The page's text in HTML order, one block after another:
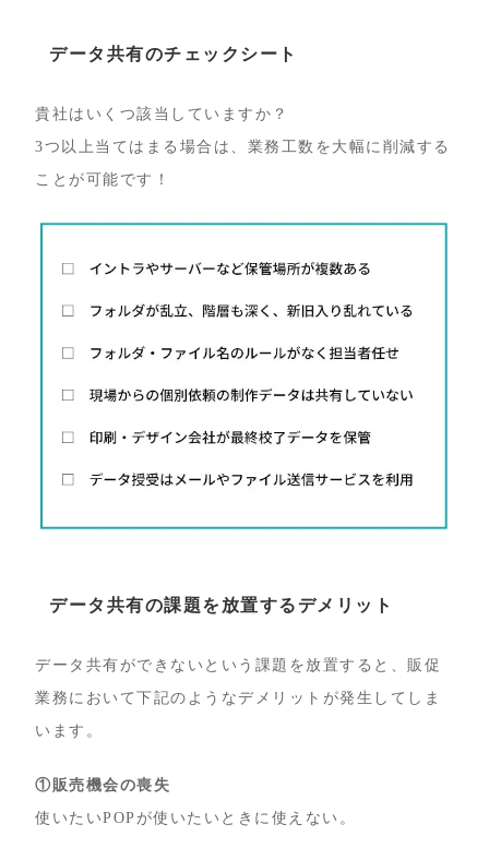
データ共有のチェックシート
貴社はいくつ該当していますか？
3つ以上当てはまる場合は、業務工数を大幅に削減する
ことが可能です！
データ共有の課題を放置するデメリット
データ共有ができないという課題を放置すると、販促
業務において下記のようなデメリットが発生してしま
います。
①販売機会の喪失
使いたいPOPが使いたいときに使えない。